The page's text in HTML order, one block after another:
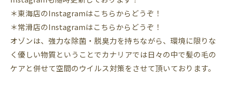
＊東海店のInstagramはこちらからどうぞ！
＊常滑店のInstagramはこちらからどうぞ！
オゾンは、強力な除菌・脱臭力を持ちながら、環境に限りな
く優しい物質ということでカナリアでは日々の中で髪の毛の
ケアと併せて空間のウイルス対策をさせて頂いております。